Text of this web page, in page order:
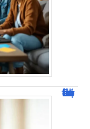
Jacques Dutronc fortune : estimation et sources de richesse !